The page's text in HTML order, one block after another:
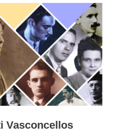
Vasconcellos